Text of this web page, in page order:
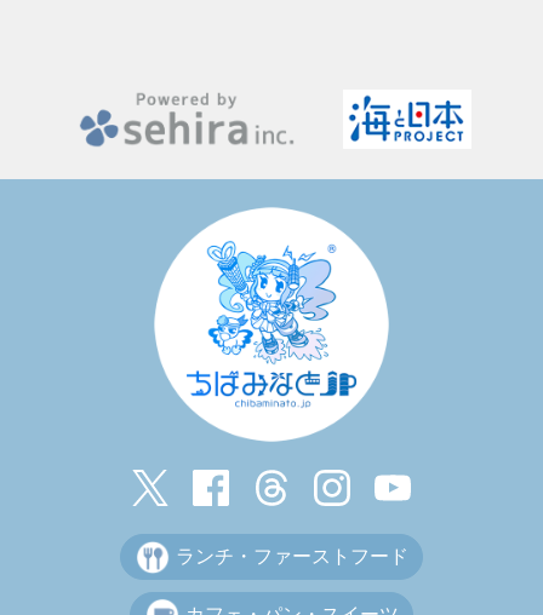
ランチ・ファーストフード